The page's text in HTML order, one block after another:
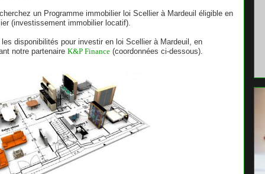
un Programme immobilier loi Scellier à Mardeuil éligible en
(investissement immobilier locatif).
disponibilités pour investir en loi Scellier à Mardeuil, en
notre partenaire K&P Finance (coordonnées ci-dessous).